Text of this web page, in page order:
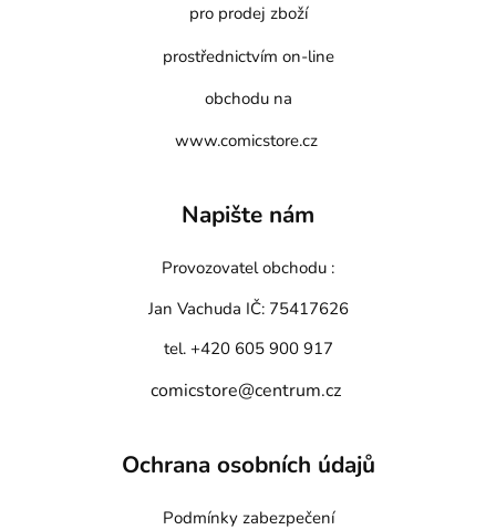
pro prodej zboží
prostřednictvím on-line
obchodu na
www.comicstore.cz
Napište nám
Provozovatel obchodu :
Jan Vachuda IČ: 75417626
tel. +420 605 900 917
comicstore@centrum.cz
Ochrana osobních údajů
Podmínky zabezpečení